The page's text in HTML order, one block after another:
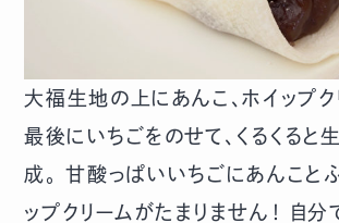
大福生地の上にあんこ、ホイップク
最後にいちごをのせて、くるくると
成。 甘酸っぱいいちごにあんこと
ップクリームがたまりません！ 自分